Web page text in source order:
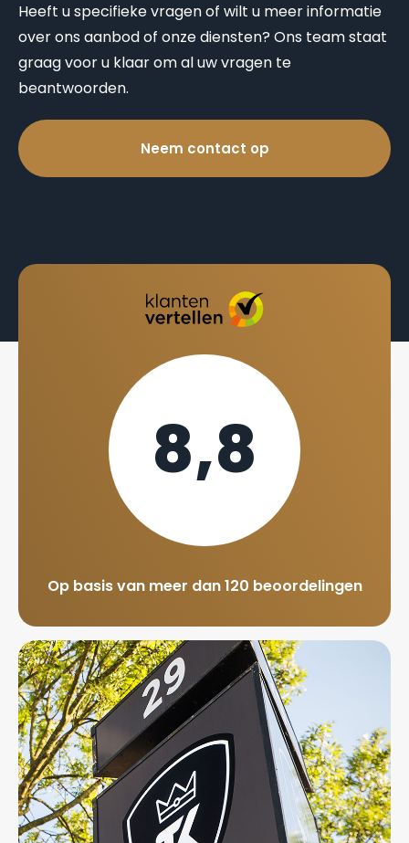
Heeft u specifieke vragen of wilt u meer informatie
over ons aanbod of onze diensten? Ons team staat
graag voor u klaar om al uw vragen te
beantwoorden.
Neem contact op
8,8
Op basis van meer dan 120 beoordelingen